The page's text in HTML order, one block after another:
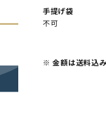
手提げ袋
不可
※ 金額は送料込